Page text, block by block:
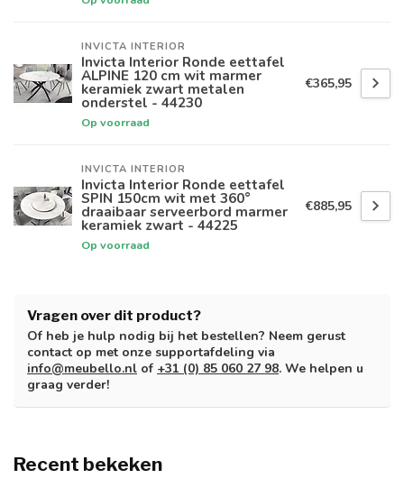
INVICTA INTERIOR
Invicta Interior Ronde eettafel
ALPINE 120 cm wit marmer
keramiek zwart metalen
onderstel - 44230
Op voorraad
€365,95
INVICTA INTERIOR
Invicta Interior Ronde eettafel
SPIN 150cm wit met 360°
draaibaar serveerbord marmer
keramiek zwart - 44225
Op voorraad
€885,95
Vragen over dit product?
Of heb je hulp nodig bij het bestellen? Neem gerust
contact op met onze supportafdeling via
info@meubello.nl of +31 (0) 85 060 27 98. We helpen u
graag verder!
Recent bekeken